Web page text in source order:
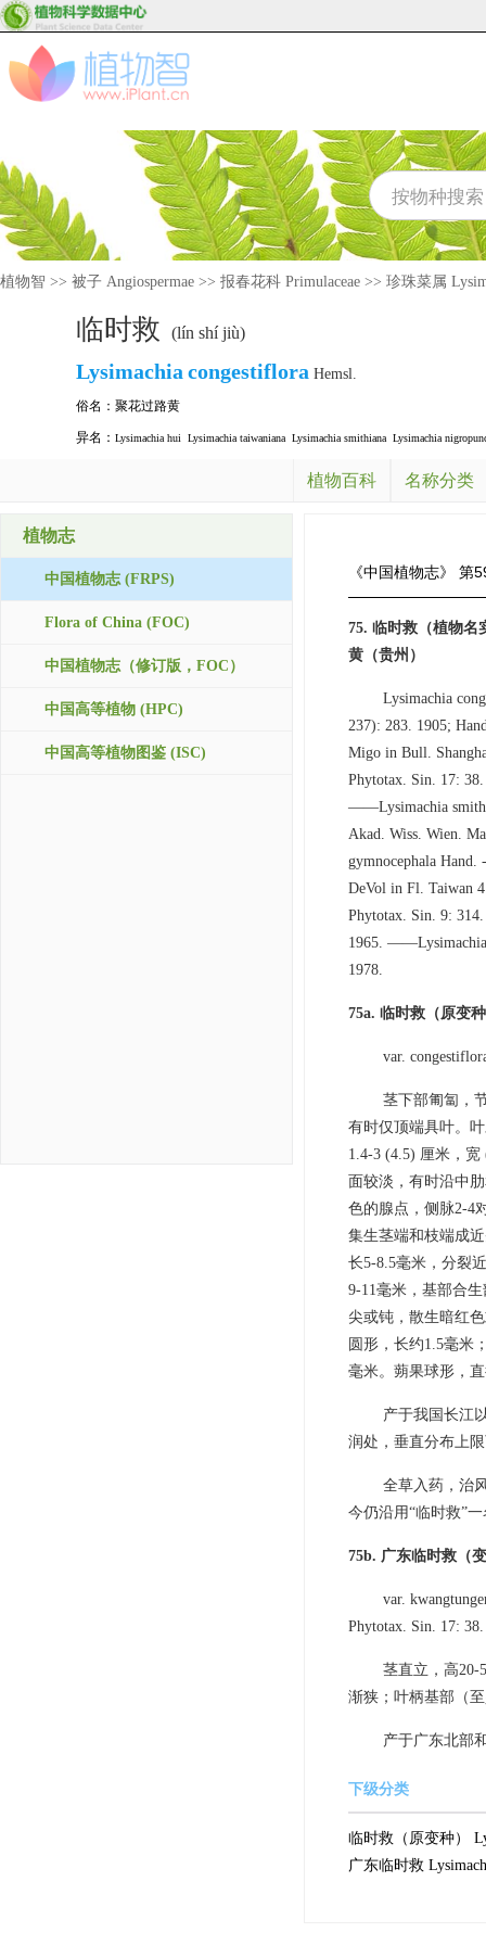
植物智 >> 被子 Angiospermae >> 报春花科 Primulaceae >> 珍珠菜属
临时救 (lín shí jiù)
Lysimachia congestiflora Hemsl.
俗名： 聚花过路黄
异名： Lysimachia hui Lysimachia taiwaniana Lysimachia smithiana Lysimachia
植物百科 名称分类
植物志
中国植物志 (FRPS)
Flora of China (FOC)
中国植物志（修订版，FOC）
中国高等植物 (HPC)
中国高等植物图鉴 (ISC)
《中国植物志》 第
75. 临时救（植物名
黄（贵州）
Lysimachia
237): 283. 1905;
Migo in Bull.
Phytotax. Sin. 17:
——Lysimachia
Akad. Wiss. Wien.
gymnocephala
DeVol in Fl. Taiwan
Phytotax. Sin. 9:
1965. ——Lysimachia
1978.
75a. 临时救（原变
var.
茎下部匍匐，
有时仅顶端具叶。
1.4-3 (4.5) 厘米，
面较淡，有时沿中
色的腺点，侧脉2-4
集生茎端和枝端成
长5-8.5毫米，分裂
9-11毫米，基部合
尖或钝，散生暗红
圆形，长约1.5毫米
毫米。蒴果球形，
产于我国长江
润处，垂直分布上
全草入药，治
今仍沿用“临时救”
75b. 广东临时救（
var.
Phytotax. Sin. 17:
茎直立，高20-
渐狭；叶柄基部（
产于广东北部
下级分类
临时救（原变种）
广东临时救